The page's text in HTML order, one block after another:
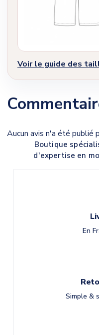
Voir le guide des
Aucun avis n'a été publié
Boutique
d'expertise en
En
Simple &